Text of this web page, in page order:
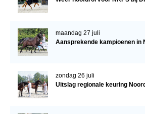
Bestuur Regio Noord
Bestuur Regio Midden
Regio West
Bestuur Regio West
Regio Zuid
maandag 27 juli
Aansprekende kampioenen in
zondag 26 juli
Uitslag regionale keuring Noord